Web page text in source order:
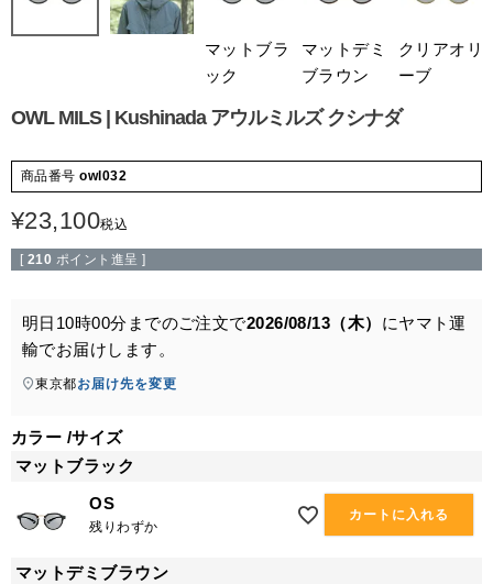
マットブラ
ック
マットデミ
ブラウン
クリアオリ
ーブ
OWL MILS | Kushinada アウルミルズ クシナダ
商品番号 owl032
¥23,100税込
[ 210 ポイント進呈 ]
明日 10時00分 までのご注文で2026/08/13（木） にヤマト運
輸でお届けします。
東京都お届け先を変更
カラー サイズ
マットブラック
OS
残りわずか
カートに入れる
マットデミブラウン